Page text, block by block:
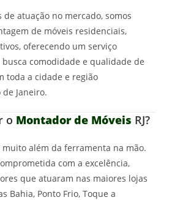
de atuação no mercado, somos
de móveis residenciais,
oferecendo um serviço
comodidade e qualidade de
toda a cidade e região
Janeiro.
o Montador de Móveis RJ?
além da ferramenta na mão.
com a excelência,
que atuaram nas maiores lojas
Bahia, Ponto Frio, Toque a